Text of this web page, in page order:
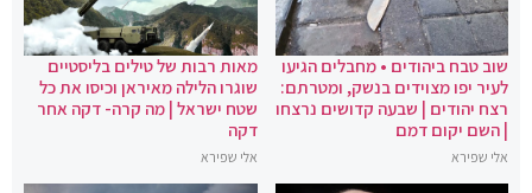
שוב טבח ביהודים • מחבלים הגיעו
לעיר יפו מצוידים בנשק, ומטרתם:
רצח יהודים | שבעה קדושים נרצחו
| השם יקום דמם
אלי שפירא
מאות רבות של טילים בליסטיים
שוגרו הלילה מאיראן וכיסו את כל
שטח ישראל | מה קרה- דקה אחר
דקה
אלי שפירא